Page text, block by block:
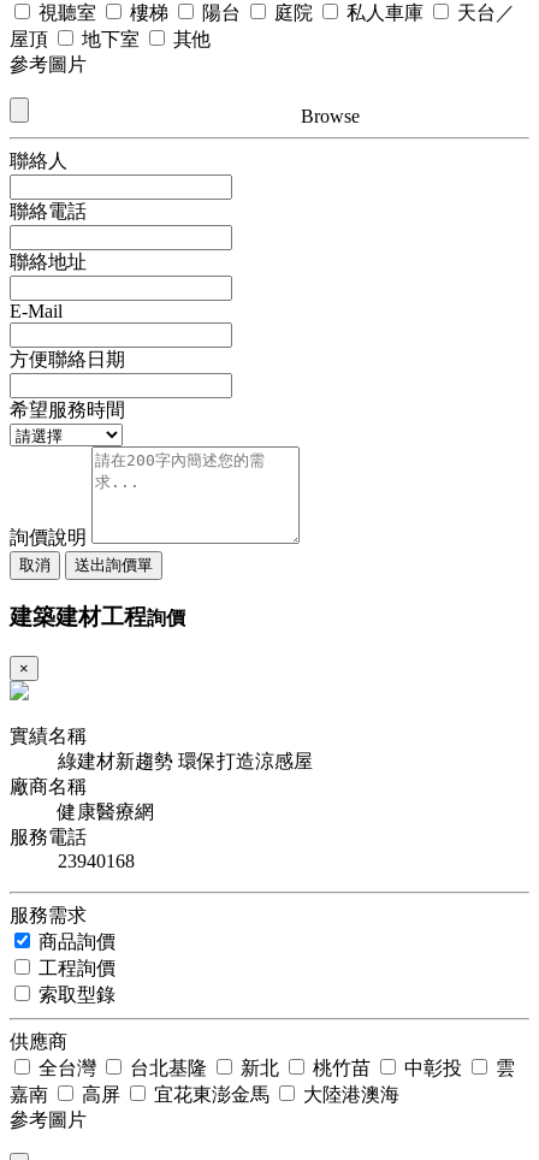
視聽室
樓梯 陽台 庭院 私人車庫
天台／
屋頂
地下室
其他
參考圖片
Browse
聯絡人
聯絡電話
聯絡地址
E-Mail
方便聯絡日期
希望服務時間
詢價說明
取消 送出詢價單
建築建材工程詢價
×
實績名稱
綠建材新趨勢 環保打造涼感屋
廠商名稱
健康醫療網
服務電話
23940168
服務需求
商品詢價
工程詢價
索取型錄
供應商
全台灣
台北基隆 新北 桃竹苗 中彰投
雲
嘉南
高屏 宜花東澎金馬
大陸港澳海
參考圖片